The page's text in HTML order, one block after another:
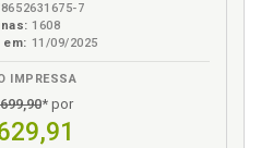
7
1608
em: 11/09/2025
IMPRESSA
* por